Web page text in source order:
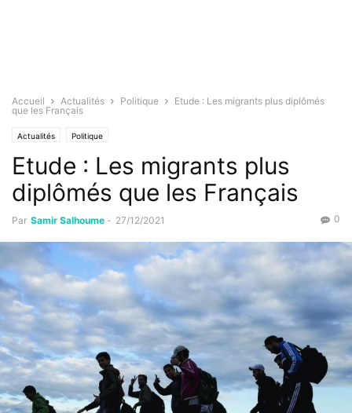
Accueil Actualités Politique
Etude : Les migrants plus diplômés
que les Français
Actualités Politique
Etude : Les migrants plus
diplômés que les Français
Par Samir Salhoume - 27/12/2021 0